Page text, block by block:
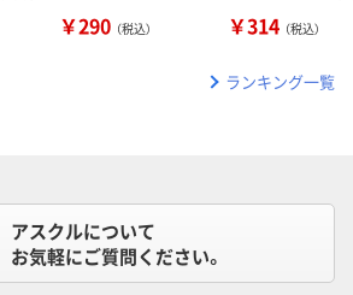
￥290 （税込） ￥314 （税込）
ランキング一覧
アスクルについて
お気軽にご質問ください。